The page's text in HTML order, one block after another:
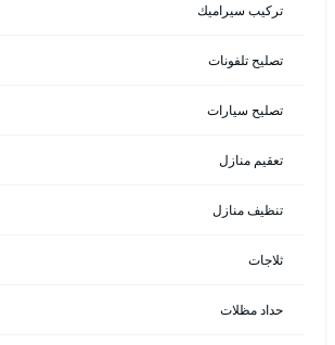
تركيب سيراميك
تصليح تلفونات
تصليح سيارات
تعقيم منازل
تنظيف منازل
ثلاجات
حداد مظلات